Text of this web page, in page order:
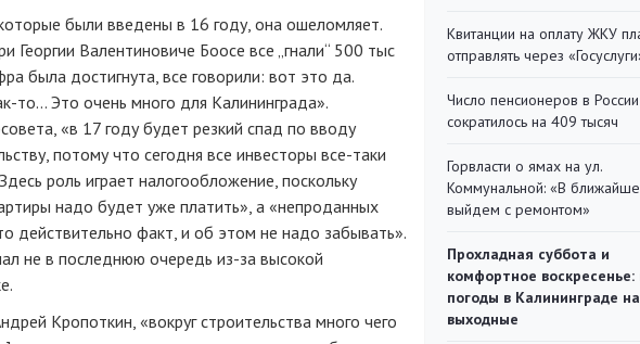
были введены в 16 году, она ошеломляет.
Георгии Валентиновиче Боосе все „гнали“ 500 тыс
была достигнута, все говорили: вот это да.
то… Это очень много для Калининграда».
«в 17 году будет резкий спад по вводу
потому что сегодня все инвесторы все-таки
роль играет налогообложение, поскольку
надо будет уже платить», а «непроданных
действительно факт, и об этом не надо забывать».
не в последнюю очередь из-за высокой
Кропоткин, «вокруг строительства много чего
Квитанции на оплату ЖКУ
отправлять через
Число пенсионеров в
сократилось на 409 тысяч
Горвласти о ямах на ул.
Коммунальной: «В
выйдем с ремонтом»
Прохладная суббота и
комфортное воскресенье:
погоды в Калининграде на
выходные